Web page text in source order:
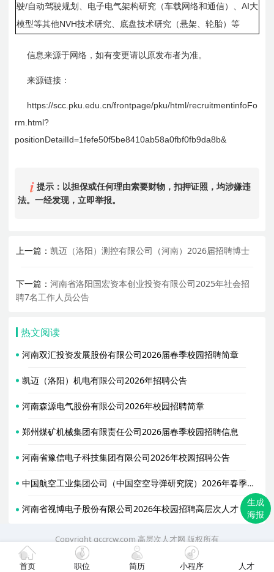
生成
海报
首页 职位 简历 小程序 人才
驶/自动驾驶规划、电子电气架构研究（车载网络和通信）、 AI大
模型等其他NVH技术研究、底盘技术研究（悬架、轮胎）等
信息来源于网络，如有变更请以原发布者为准。
来源链接：
https://scc.pku.edu.cn/frontpage/pku/html/recruitmentinfoFo
rm.html?
positionDetailId=1fefe50f5be8410ab58a0fbf0fb9da8b&
提示：以担保或任何理由索要财物，扣押证照，均涉嫌违
法。一经发现，立即举报。
上一篇：凯迈（洛阳）测控有限公司（河南）2026届招聘博士
下一篇：河南省洛阳国宏资本创业投资有限公司2025年社会招
聘7名工作人员公告
热文阅读
河南双汇投资发展股份有限公司2026届春季校园招聘简章
凯迈（洛阳）机电有限公司2026年招聘公告
河南森源电气股份有限公司2026年校园招聘简章
郑州煤矿机械集团有限责任公司2026届春季校园招聘信息
河南省豫信电子科技集团有限公司2026年校园招聘公告
中国航空工业集团公司（中国空空导弹研究院）2026年春季校园招聘信息
河南省视博电子股份有限公司2026年校园招聘高层次人才
Copyright gccrcw.com 高层次人才网 版权所有